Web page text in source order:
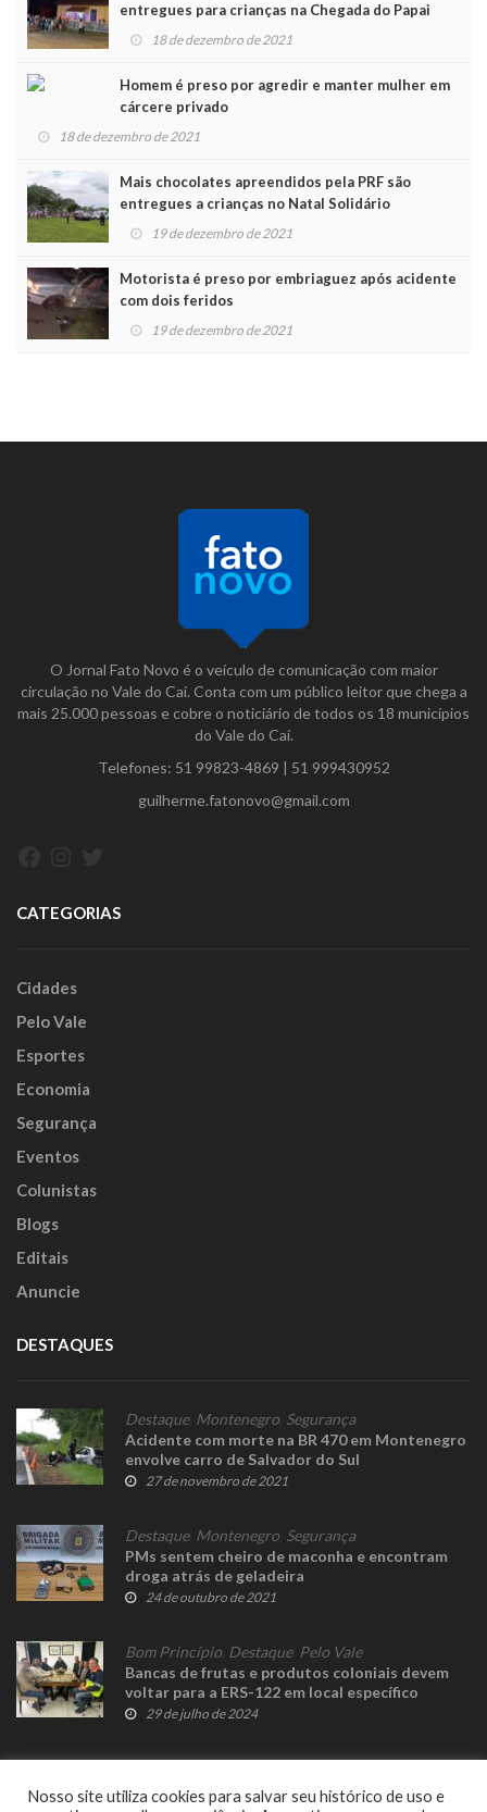
entregues para crianças na Chegada do Papai
Noel 18 de dezembro de 2021
Homem é preso por agredir e manter mulher em
cárcere privado
18 de dezembro de 2021
Mais chocolates apreendidos pela PRF são
entregues a crianças no Natal Solidário
19 de dezembro de 2021
Motorista é preso por embriaguez após acidente
com dois feridos
19 de dezembro de 2021
O Jornal Fato Novo é o veículo de comunicação com maior
circulação no Vale do Caí. Conta com um público leitor que chega a
mais 25.000 pessoas e cobre o noticiário de todos os 18 municípios
do Vale do Caí.
Telefones: 51 99823-4869 | 51 999430952
guilherme.fatonovo@gmail.com
CATEGORIAS
Cidades
Pelo Vale
Esportes
Economia
Segurança
Eventos
Colunistas
Blogs
Editais
Anuncie
DESTAQUES
Destaque, Montenegro Segurança
Acidente com morte na BR 470 em Montenegro
envolve carro de Salvador do Sul
27 de novembro de 2021
Destaque, Montenegro Segurança
PMs sentem cheiro de maconha e encontram
droga atrás de geladeira
24 de outubro de 2021
Bom Princípio Destaque, Pelo Vale
Bancas de frutas e produtos coloniais devem
voltar para a ERS-122 em local específico
29 de julho de 2024
Nosso site utiliza cookies para salvar seu histórico de uso e